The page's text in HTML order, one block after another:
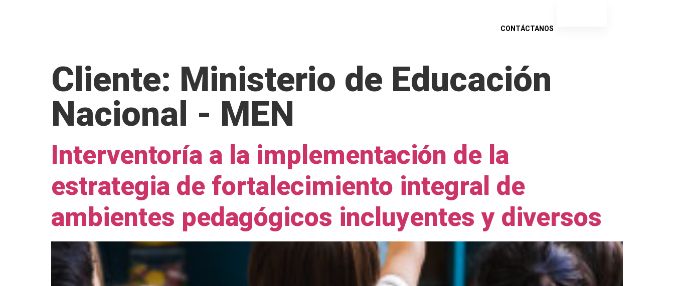
CONTÁCTANOS
Cliente: Ministerio de Educación
Nacional - MEN
Interventoría a la implementación de la
estrategia de fortalecimiento integral de
ambientes pedagógicos incluyentes y diversos